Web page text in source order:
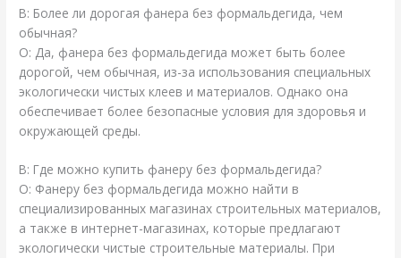
В: Более ли дорогая фанера без формальдегида, чем
обычная?
О: Да, фанера без формальдегида может быть более
дорогой, чем обычная, из-за использования специальных
экологически чистых клеев и материалов. Однако она
обеспечивает более безопасные условия для здоровья и
окружающей среды.
В: Где можно купить фанеру без формальдегида?
О: Фанеру без формальдегида можно найти в
специализированных магазинах строительных материалов,
а также в интернет-магазинах, которые предлагают
экологически чистые строительные материалы. При